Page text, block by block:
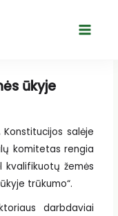
Main
ūkyje
Konstitucijos salėje
komitetas rengia
kvalifikuotų žemės
trūkumo“.
darbdaviai